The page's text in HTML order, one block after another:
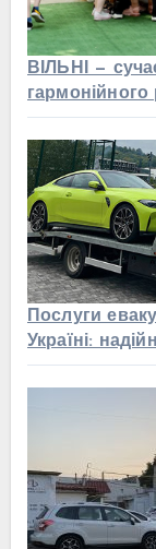
ВІЛЬНІ —
гармонійного
Послуги
Україні: